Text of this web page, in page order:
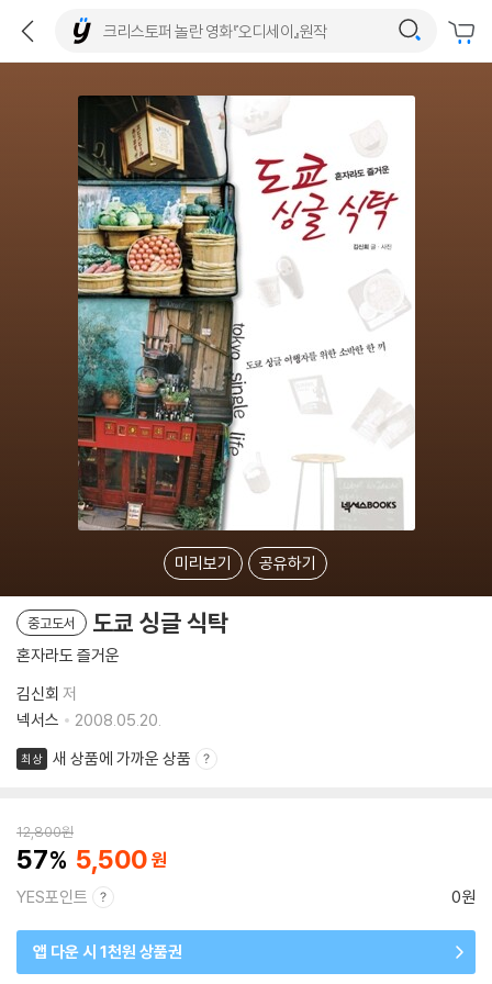
미리보기 공유하기
중고도서 도쿄 싱글 식탁
혼자라도 즐거운
김신회 저
넥서스
2008.05.20.
최상 새 상품에 가까운 상품
12,800원
57 5,500
YES포인트 0원
앱 다운 시 1천원 상품권